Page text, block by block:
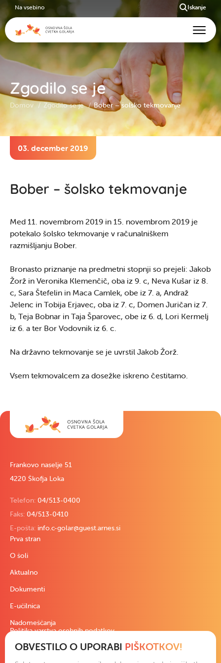
Zgodilo se je
Domov Zgodilo se je Bober – šolsko tekmovanje
03. december 2019
Bober – šolsko tekmovanje
Med 11. novembrom 2019 in 15. novembrom 2019 je
potekalo šolsko tekmovanje v računalniškem
razmišljanju Bober.
Bronasto priznanje na predmetni stopnji so prejeli: Jakob
Žorž in Veronika Klemenčič, oba iz 9. c, Neva Kušar iz 8.
c, Sara Štefelin in Maca Camlek, obe iz 7. a, Andraž
Jelenc in Tobija Erjavec, oba iz 7. c, Domen Juričan iz 7.
b, Teja Bobnar in Taja Šparovec, obe iz 6. d, Lori Kermelj
iz 6. a ter Bor Vodovnik iz 6. c.
Na državno tekmovanje se je uvrstil Jakob Žorž.
Vsem tekmovalcem za dosežke iskreno čestitamo.
Frankovo naselje 51
4220 Škofja Loka
Telefon: 04/513-0400
Faks: 04/513-0410
E-pošta: info.c-golar@guest.arnes.si
Prva stran
O šoli
Aktualno
Dokumenti
E-učilnica
Nadomeščanja
Politika varstva osebnih podatkov
Pravno besedilo
OBVESTILO O UPORABI PIŠKOTKOV!
Na vsebino Iskanje